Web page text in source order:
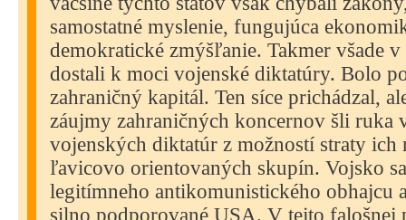
samostatné myslenie, fungujúca
demokratické zmýšľanie. Takmer všade
dostali k moci vojenské diktatúry. Bolo
zahraničný kapitál. Ten síce prichádzal,
záujmy zahraničných koncernov šli ruka
vojenských diktatúr z možností straty ich
ľavicovo orientovaných skupín. Vojsko
legitímneho antikomunistického obhajcu
silno podporované USA. V tejto falošnej